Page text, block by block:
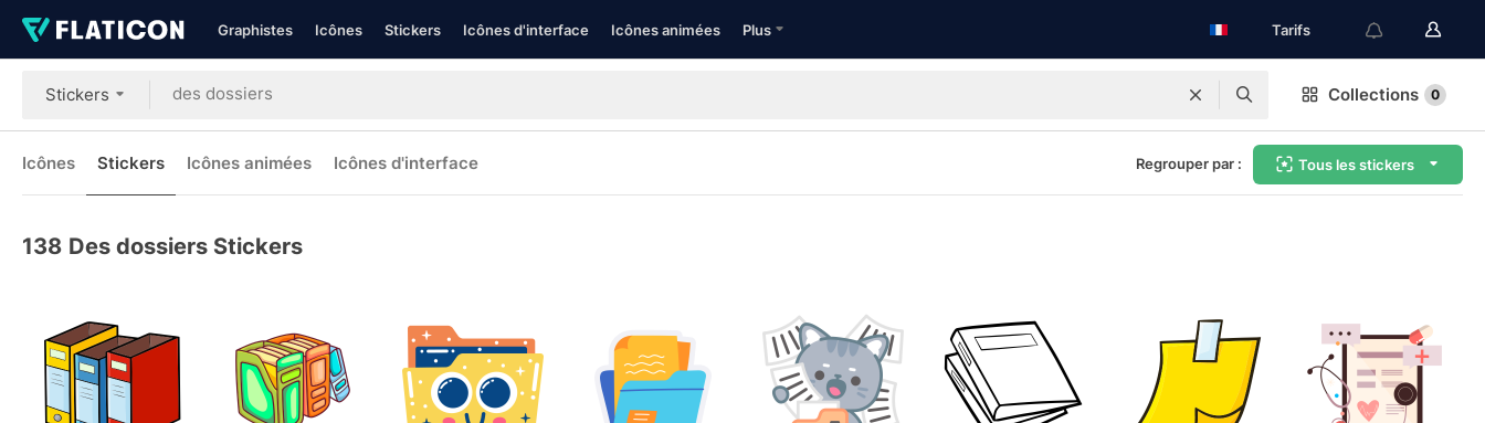
Graphistes Icônes Stickers Icônes d'interface Icônes animées Plus Tarifs
Stickers Collections 0
Icônes Stickers Icônes animées Icônes d'interface Regrouper par : Tous les stickers
138 Des dossiers Stickers